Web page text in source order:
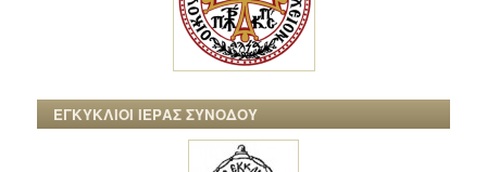
ΕΓΚΥΚΛΙΟΙ ΙΕΡΑΣ ΣΥΝΟΔΟΥ